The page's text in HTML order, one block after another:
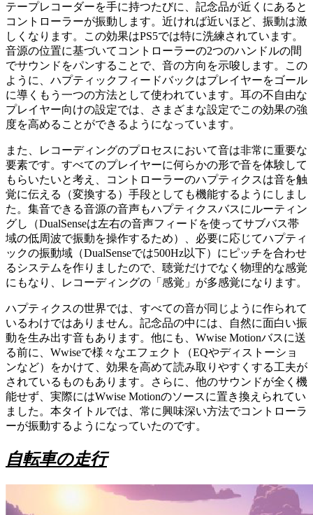
テープレコーダーを手に持つたびに、記念品が近くにあると
コントローラーが振動します。近ければ近いほど、振動は激
しくなります。この効果はPS5では特に洗練されています。
音源の位置に基づいてコントローラーの2つのハンドルの間
でサウンドをパンすることで、音の方向を示唆します。この
ように、ハプティックフィードバックはプレイヤーをゴール
に導くもう一つの方法として使われています。耳の不自由な
プレイヤー向けの設定では、さまざまな設定でこの効果の強
度を高めることができるようになっています。
また、レコーディングのプロセスにおいて音は非常に重要な
要素です。すべてのプレイヤーに何らかの形で音を体験して
もらいたいと考え、コントローラーのハプティクスは音を触
覚に伝える（変換する）手段としても機能するようにしまし
た。集音できる音源の音声もハプティクスバスにルーティン
グし（DualSenseは左右の音声フィードを使ってサブバス帯
域の低周波で振動を操作するため）、必要に応じてハプティ
ックの振動域（DualSenseでは500Hz以下）にピッチを合わせ
るシステムを作りましたので、聴覚だけでなく物理的な感覚
にもなり、レコーディングの「感覚」が多感覚になります。
ハプティクスの世界では、すべての音が同じように作られて
いるわけではありません。記念品の中には、自然に面白い振
動を生み出す音もあります。他にも、Wwise Motionバスに送
る前に、Wwiseで様々なエフェクト（EQやディストーショ
ンなど）をかけて、効果を高めて読み取りやすくする工夫が
されているものもあります。さらに、他のサウンドが全く機
能せず、実際にはWwise Motionのソースに置き換えられてい
ました。本タイトルでは、常に興味深い方法でコントローラ
ーが振動するようになっていたのです。
自転車の走行